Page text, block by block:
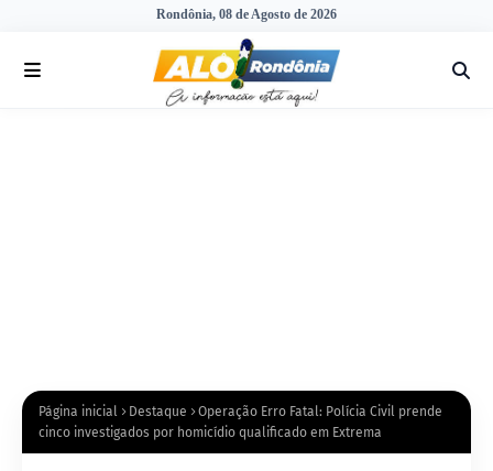
Rondônia, 08 de Agosto de 2026
Página inicial Destaque
Operação Erro Fatal: Polícia Civil prende
cinco investigados por homicídio qualificado em Extrema